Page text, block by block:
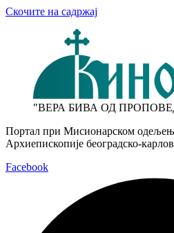
Скочите на садржај
"ВЕРА БИВА ОД
Портал при Мисионарском
Архиепископије београдско-
Facebook